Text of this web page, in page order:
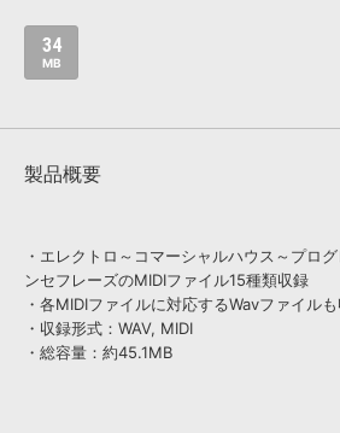
APS
34
MB
製品概要
・エレクトロ～コマーシャルハウス～プロ
ンセフレーズのMIDIファイル15種類収録
・各MIDIファイルに対応するWavファイル
・収録形式：WAV, MIDI
・総容量：約45.1MB